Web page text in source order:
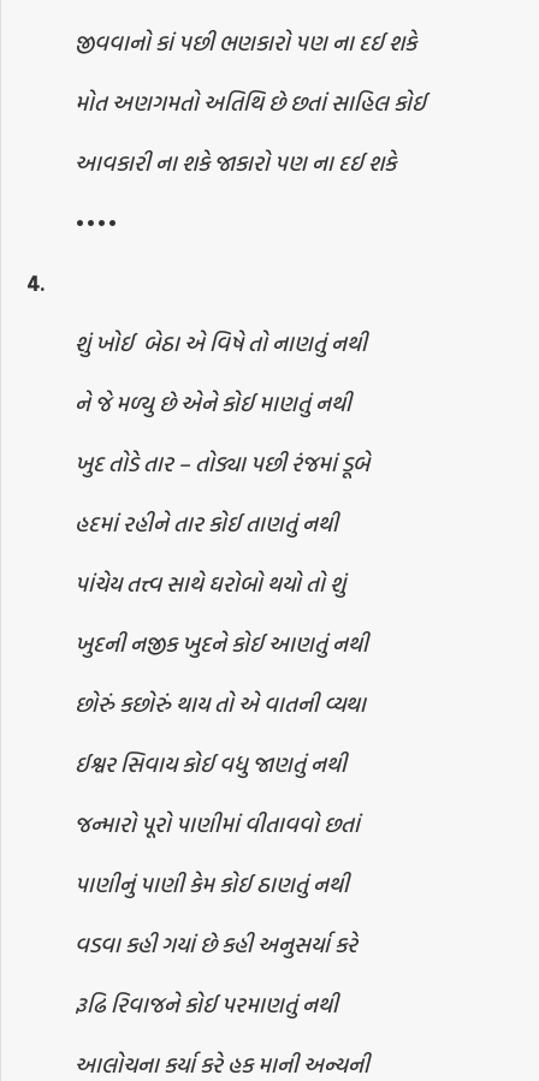
જીવવાનો કાં પછી ભણકારો પણ ના દઈ શકે
મોત અણગમતો અતિથિ છે છતાં સાહિલ કોઈ
આવકારી ના શકે જાકારો પણ ના દઈ શકે
••••
4.
શું ખોઈ બેઠા એ વિષે તો નાણતું નથી
ને જે મળ્યુ છે એને કોઈ માણતું નથી
ખુદ તોડે તાર – તોડ્યા પછી રંજમાં ડૂબે
હદમાં રહીને તાર કોઈ તાણતું નથી
પાંચેય તત્ત્વ સાથે ઘરોબો થયો તો શું
ખુદની નજીક ખુદને કોઈ આણતું નથી
છોરું કછોરું થાય તો એ વાતની વ્યથા
ઈશ્વર સિવાય કોઈ વધુ જાણતું નથી
જન્મારો પૂરો પાણીમાં વીતાવવો છતાં
પાણીનું પાણી કેમ કોઈ ઠાણતું નથી
વડવા કહી ગયાં છે કહી અનુસર્યા કરે
રૂઢિ રિવાજને કોઈ પરમાણતું નથી
આલોચના કર્યા કરે હક માની અન્યની